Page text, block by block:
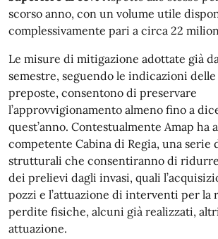
scorso anno, con un volume utile
complessivamente pari a circa 22
Le misure di mitigazione adottate già
semestre, seguendo le indicazioni
preposte, consentono di preservare
l’approvvigionamento almeno fino a
quest’anno. Contestualmente Amap ha
competente Cabina di Regia, una serie
strutturali che consentiranno di
dei prelievi dagli invasi, quali
pozzi e l’attuazione di interventi per la
perdite fisiche, alcuni già realizzati,
attuazione.